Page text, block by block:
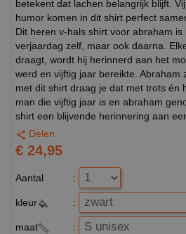
betekent dat lachen belangrijk blijft.
humor komen in dit shirt perfect
Dit heren v-hals shirt voor abraham
verjaardag zelf, maar ook daarna.
draagt, wordt hij herinnerd aan het
werd en vijftig jaar bereikte. Abraham
met dit shirt draag je dat met trots én
man die vijftig jaar is en abraham
shirt een blijvende herinnering aan
Delen
€ 24,95
Aantal :
kleur :
maat :